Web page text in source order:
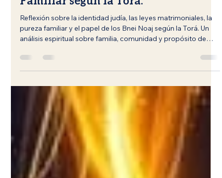
Sexualidad,Matrimonio y Pureza
Familiar según la Torá.
Reflexión sobre la identidad judía, las leyes matrimoniales, la
análisis espiritual sobre familia, comunidad y propósito de
vida